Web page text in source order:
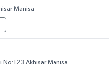
Manisa
No:123 Akhisar Manisa